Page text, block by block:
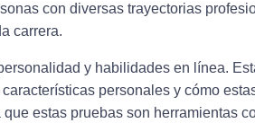
con diversas trayectorias
carrera.
y habilidades en línea.
personales y cómo
estas pruebas son herramientas